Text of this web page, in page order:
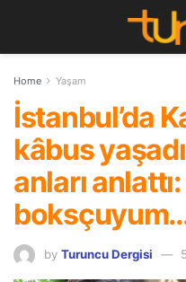
Home Yaşam
İstanbul’da
kâbus
anları
by Turuncu Dergisi